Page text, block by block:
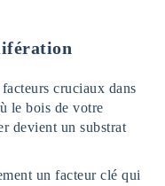
cruciaux dans
le bois de votre
devient un substrat
un facteur clé qui